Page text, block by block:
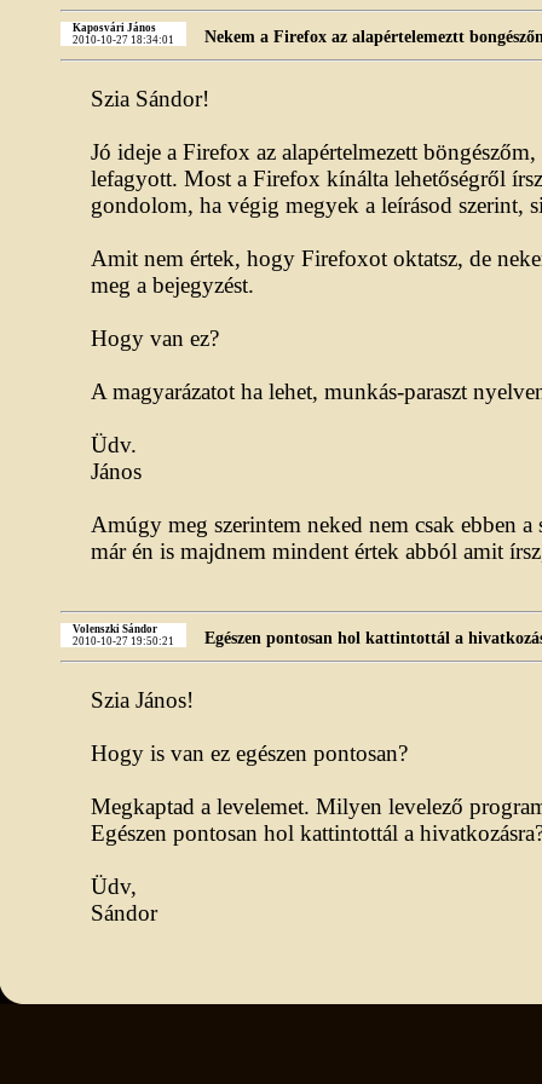
Kaposvári János
2010-10-27 18:34:01
Nekem a Firefox az alapértelemeztt
Szia Sándor!
Jó ideje a Firefox az alapértelmezett
lefagyott. Most a Firefox kínálta lehetőségről
gondolom, ha végig megyek a leírásod szerint,
Amit nem értek, hogy Firefoxot oktatsz, de
meg a bejegyzést.
Hogy van ez?
A magyarázatot ha lehet, munkás-paraszt
Üdv.
János
Amúgy meg szerintem neked nem csak ebben
már én is majdnem mindent értek abból amit
Volenszki Sándor
2010-10-27 19:50:21
Egészen pontosan hol kattintottál a
Szia János!
Hogy is van ez egészen pontosan?
Megkaptad a levelemet. Milyen levelező
Egészen pontosan hol kattintottál a
Üdv,
Sándor